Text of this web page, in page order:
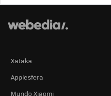
Xataka
Applesfera
Mundo Xiaomi